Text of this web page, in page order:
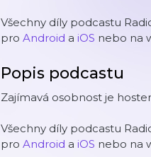
Všechny díly podcastu
pro Android a iOS nebo na
Popis podcastu
Zajímavá osobnost je
Všechny díly podcastu
pro Android a iOS nebo na